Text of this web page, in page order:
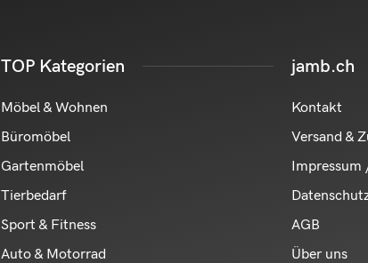
TOP Kategorien
Möbel & Wohnen
Büromöbel
Gartenmöbel
Tierbedarf
Sport & Fitness
Auto & Motorrad
jamb.ch
Kontakt
Versand &
Impressum
AGB
Über uns